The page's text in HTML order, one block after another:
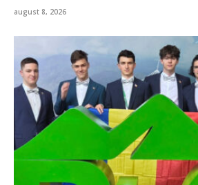
august 8, 2026